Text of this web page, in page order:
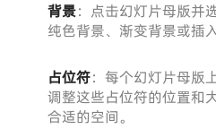
背景：点击幻灯片母版并
纯色背景、渐变背景或插
占位符：每个幻灯片母版
调整这些占位符的位置和
合适的空间。